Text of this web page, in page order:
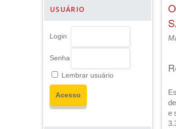
USUÁRIO
Login
Senha
Lembrar usuário
e